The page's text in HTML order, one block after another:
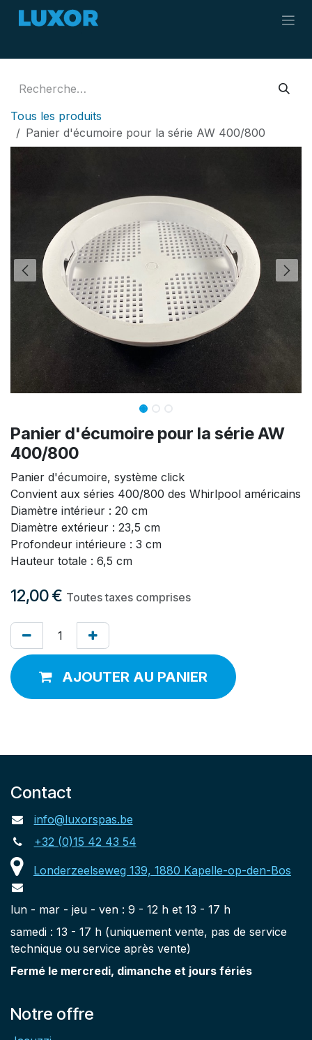
Se rendre au contenu
Tous les produits
Panier d'écumoire pour la série AW 400/800
Panier d'écumoire pour la série AW
400/800
Panier d'écumoire, système click
Convient aux séries 400/800 des Whirlpool américains
Diamètre intérieur : 20 cm
Diamètre extérieur : 23,5 cm
Profondeur intérieure : 3 cm
Hauteur totale : 6,5 cm
12,00€ Toutes taxes comprises
AJOUTER AU PANIER
Contact
info@luxorspas.be
+32 (0)15 42 43 54
Londerzeelseweg 139, 1880 Kapelle-op-den-Bos
lun - mar - jeu - ven : 9 - 12 h et 13 - 17 h
samedi : 13 - 17 h (uniquement vente, pas de service
technique ou service après vente)
Fermé le mercredi, dimanche et jours fériés
Notre offre